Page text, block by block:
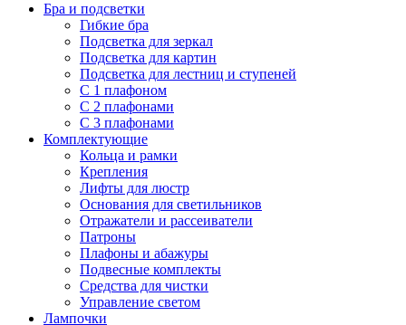
Бра и подсветки
Гибкие бра
Подсветка для зеркал
Подсветка для картин
Подсветка для лестниц и ступеней
С 1 плафоном
С 2 плафонами
С 3 плафонами
Комплектующие
Кольца и рамки
Крепления
Лифты для люстр
Основания для светильников
Отражатели и рассеиватели
Патроны
Плафоны и абажуры
Подвесные комплекты
Средства для чистки
Управление светом
Лампочки